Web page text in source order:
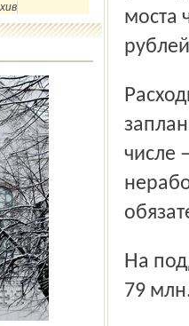
моста
Расходы на финансирование здравоохранения
числе
На поддержку спортивных команд планируется выделить
79